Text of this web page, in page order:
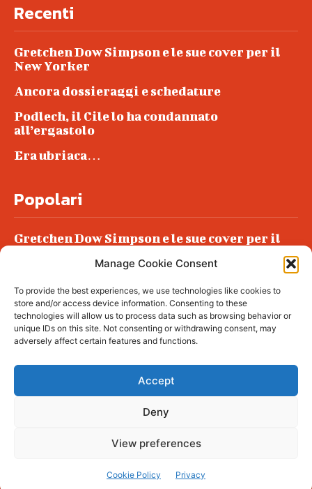
Manage Cookie Consent
To provide the best experiences, we use technologies like cookies to
store and/or access device information. Consenting to these
technologies will allow us to process data such as browsing behavior or
unique IDs on this site. Not consenting or withdrawing consent, may
adversely affect certain features and functions.
Accept
Deny
View preferences
Cookie Policy Privacy
Recenti
Gretchen Dow Simpson e le sue cover per il
New Yorker
Ancora dossieraggi e schedature
Podlech, il Cile lo ha condannato
all’ergastolo
Era ubriaca…
Popolari
Gretchen Dow Simpson e le sue cover per il
Podlech, il Cile lo ha condannato
all’ergastolo
Era ubriaca…
© tagDiv - All rights reserved. Made with
complete News Portal about living, lifestyle,
fashion and wellness. Take your time and
experience!